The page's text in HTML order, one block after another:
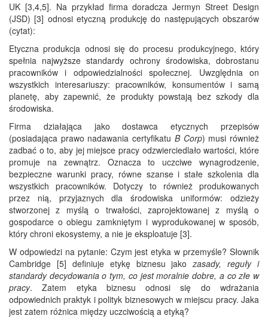
UK [3,4,5]. Na przykład firma doradcza Jermyn Street Design
(JSD) [3] odnosi etyczną produkcję do następujących obszarów
(cytat):
Etyczna produkcja odnosi się do procesu produkcyjnego, który
spełnia najwyższe standardy ochrony środowiska, dobrostanu
pracowników i odpowiedzialności społecznej. Uwzględnia on
wszystkich interesariuszy: pracowników, konsumentów i samą
planetę, aby zapewnić, że produkty powstają bez szkody dla
środowiska.
Firma działająca jako dostawca etycznych przepisów
(posiadająca prawo nadawania certyfikatu B Corp) musi również
zadbać o to, aby jej miejsce pracy odzwierciedlało wartości, które
promuje na zewnątrz. Oznacza to uczciwe wynagrodzenie,
bezpieczne warunki pracy, równe szanse i stałe szkolenia dla
wszystkich pracowników. Dotyczy to również produkowanych
przez nią, przyjaznych dla środowiska uniformów: odzieży
stworzonej z myślą o trwałości, zaprojektowanej z myślą o
gospodarce o obiegu zamkniętym i wyprodukowanej w sposób,
który chroni ekosystemy, a nie je eksploatuje [3].
W odpowiedzi na pytanie: Czym jest etyka w przemyśle? Słownik
Cambridge [5] definiuje etykę biznesu jakozasady, reguły i
standardy decydowania o tym, co jest moralnie dobre, a co złe w
pracy. Zatem etyka biznesu odnosi się do wdrażania
odpowiednich praktyk i polityk biznesowych w miejscu pracy. Jaka
jest zatem różnica między uczciwością a etyką?